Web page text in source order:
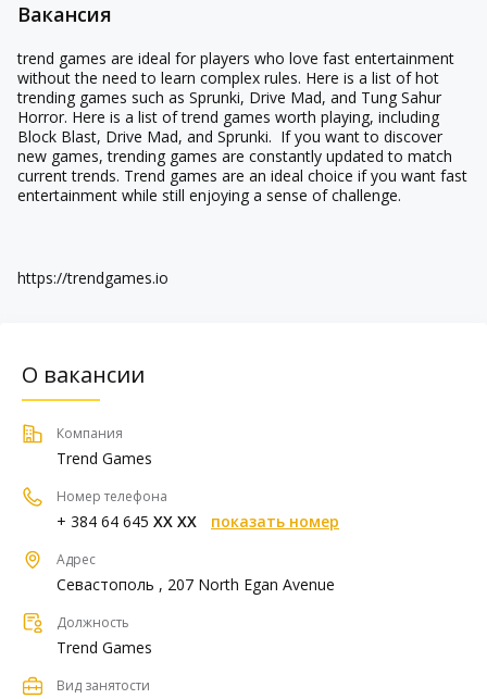
Вакансия
trend games are ideal for players who love fast entertainment
without the need to learn complex rules. Here is a list of hot
trending games such as Sprunki, Drive Mad, and Tung Sahur
Horror. Here is a list of trend games worth playing, including
Block Blast, Drive Mad, and Sprunki. If you want to discover
new games, trending games are constantly updated to match
current trends. Trend games are an ideal choice if you want fast
entertainment while still enjoying a sense of challenge.
https://trendgames.io
О вакансии
Компания
Trend Games
Номер телефона
+ 384 64 645 XX XX показать номер
Адрес
Севастополь , 207 North Egan Avenue
Должность
Trend Games
Вид занятости